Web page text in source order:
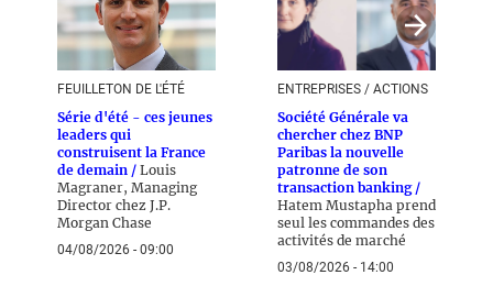
FEUILLETON DE L'ÉTÉ
Série d'été - ces jeunes
leaders qui
construisent la France
de demain / Louis
Magraner, Managing
Director chez J.P.
Morgan Chase
04/08/2026 - 09:00
ENTREPRISES / ACTIONS
Société Générale va
chercher chez BNP
Paribas la nouvelle
patronne de son
transaction banking /
Hatem Mustapha prend
seul les commandes des
activités de marché
03/08/2026 - 14:00